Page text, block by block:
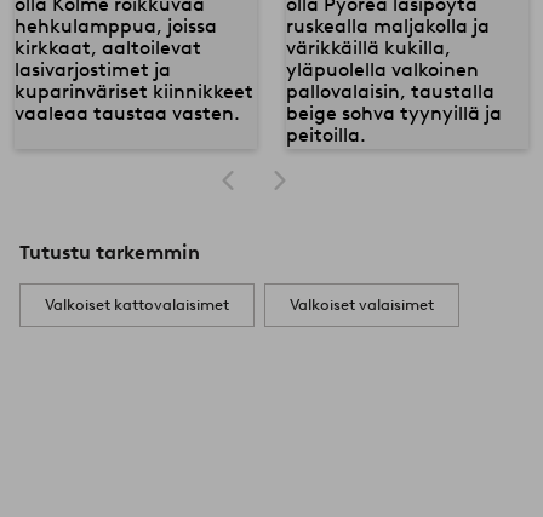
Tutustu tarkemmin
Valkoiset kattovalaisimet Valkoiset valaisimet